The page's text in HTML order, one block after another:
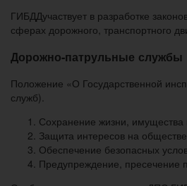
ГИБДДучаствует в разработке
сферах дорожного, транспортного
Дорожно-патрульные службы
Положение «О Государственной
служб).
Сохранение жизни, имущества
Защита интересов на
Обеспечение безопасных
Предупреждение, пресечение